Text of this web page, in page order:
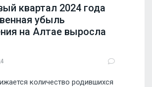
квартал 2024 года
убыль
на Алтае выросла
количество родившихся